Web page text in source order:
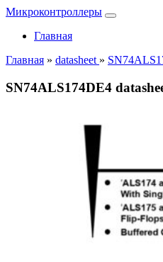
Микроконтроллеры
Главная
Главная » datasheet »
SN74ALS174DE4